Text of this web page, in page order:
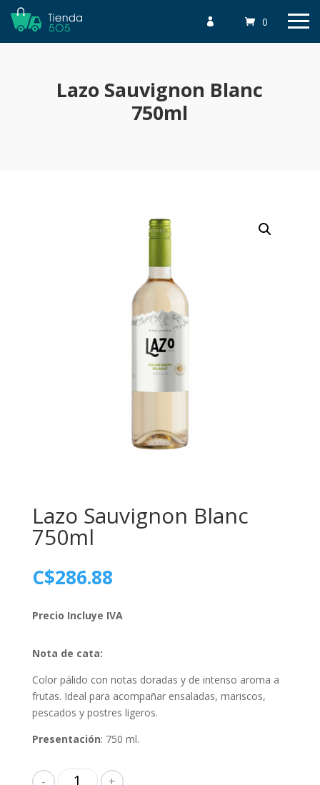
 0
Lazo Sauvignon Blanc
750ml
Lazo Sauvignon Blanc
750ml
C$286.88
Precio Incluye IVA
Nota de cata:
Color pálido con notas doradas y de intenso aroma a
frutas. Ideal para acompañar ensaladas, mariscos,
pescados y postres ligeros.
Presentación: 750 ml.
Lazo